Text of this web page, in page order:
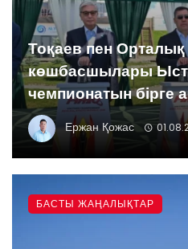
Тоқаев пен
көшбасшылары
чемпионатын бірге
Ержан Қожас
БАСТЫ ЖАҢАЛЫҚТАР